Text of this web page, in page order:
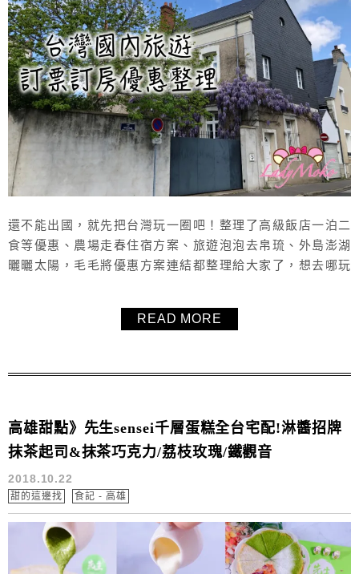
還不能出國，就先把台灣玩一圈吧！整理了高級飯店一泊二
食等優惠、農場走春住宿方案、旅遊泡泡去帛琉、外島澎湖
曬曬太陽，毛毛將優惠方案連結都整理給大家了，想去哪玩
READ MORE
高雄甜點》先生sensei千層蛋糕全台宅配!淋醬招牌
抹茶起司&抹茶巧克力/荔枝玫瑰/鐵觀音
2018.10.22
甜的這邊找 食記 - 高雄